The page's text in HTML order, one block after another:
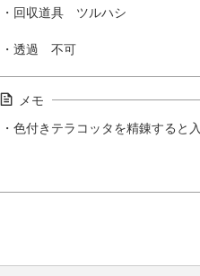
・回収道具 ツルハシ
・透過 不可
メモ
・色付きテラコッタを精錬すると